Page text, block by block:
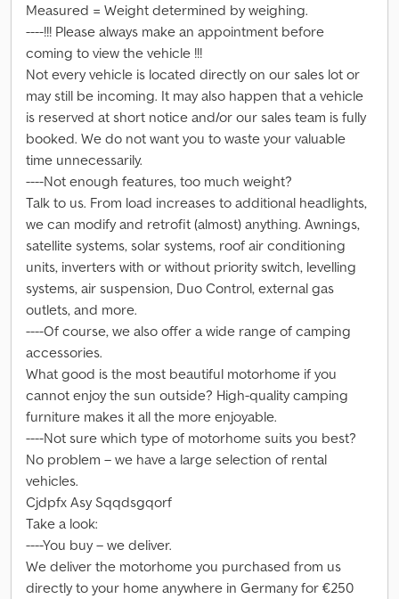
Measured = Weight determined by weighing.
----!!! Please always make an appointment before
coming to view the vehicle !!!
Not every vehicle is located directly on our sales lot or
may still be incoming. It may also happen that a vehicle
is reserved at short notice and/or our sales team is fully
booked. We do not want you to waste your valuable
time unnecessarily.
----Not enough features, too much weight?
Talk to us. From load increases to additional headlights,
we can modify and retrofit (almost) anything. Awnings,
satellite systems, solar systems, roof air conditioning
units, inverters with or without priority switch, levelling
systems, air suspension, Duo Control, external gas
outlets, and more.
----Of course, we also offer a wide range of camping
accessories.
What good is the most beautiful motorhome if you
cannot enjoy the sun outside? High-quality camping
furniture makes it all the more enjoyable.
----Not sure which type of motorhome suits you best?
No problem – we have a large selection of rental
vehicles.
Cjdpfx Asy Sqqdsgqorf
Take a look:
----You buy – we deliver.
We deliver the motorhome you purchased from us
directly to your home anywhere in Germany for €250